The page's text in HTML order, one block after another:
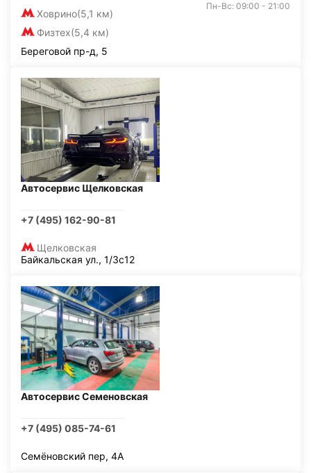
Ховрино(5,1 км)
Физтех(5,4 км)
Пн-Вс: 09:00 - 21:00
Береговой пр-д, 5
Автосервис Щелковская
+7 (495) 162-90-81
Щелковская
Байкальская ул., 1/3с12
Автосервис Семеновская
+7 (495) 085-74-61
Семёновский пер, 4А